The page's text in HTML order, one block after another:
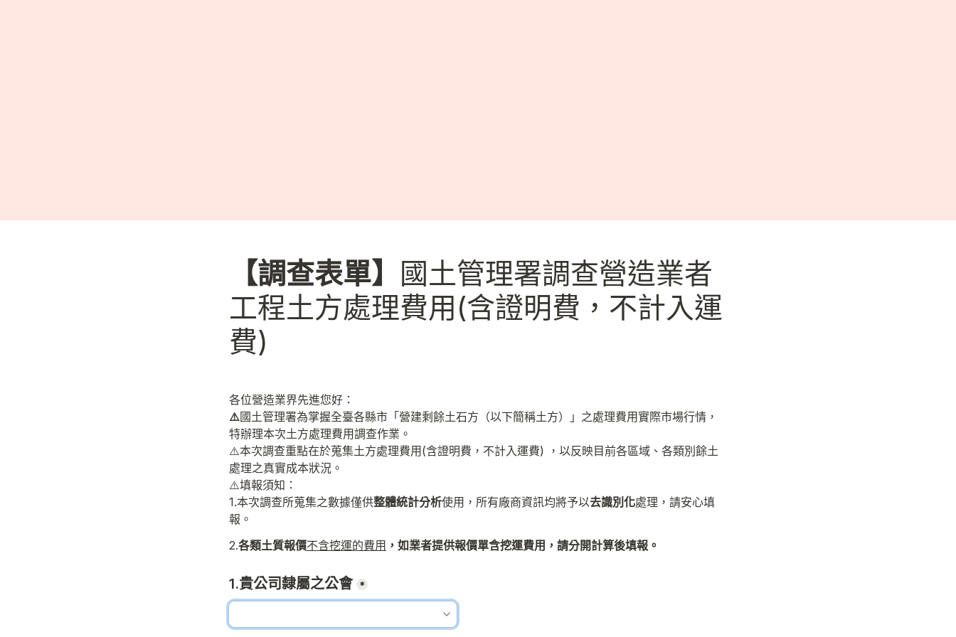
【調查表單】
國土管理署調查營造業者
工程土方處理費用(含證明費，不計入運
費)
各位營造業界先進您好：
⚠️國土管理署為掌握全臺各縣市「營建剩餘土石方（以下簡稱土方）」之處理費用實際市場行情，
特辦理本次土方處理費用調查作業。
⚠️本次調查重點在於蒐集土方處理費用(含證明費，不計入運費) ，以反映目前各區域、各類別餘土
處理之真實成本狀況。
⚠️填報須知：
1.本次調查所蒐集之數據僅供整體統計分析使用，所有廠商資訊均將予以去識別化處理，請安心填
報。
2.各類土質報價不含挖運的費用 ， 如業者提供報價單含挖運費用，請分開計算後填報。
1.貴公司隸屬之公會 *